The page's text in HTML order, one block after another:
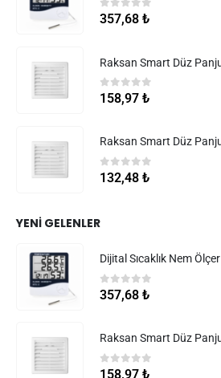
05 üzerinden
357,68 ₺
Raksan Smart Düz
0 5 üzerinden
158,97 ₺
Raksan Smart Düz
05 üzerinden
132,48 ₺
YENI GELENLER
Dijital Sıcaklık Nem
05 üzerinden
357,68 ₺
Raksan Smart Düz
0 5 üzerinden
158,97 ₺